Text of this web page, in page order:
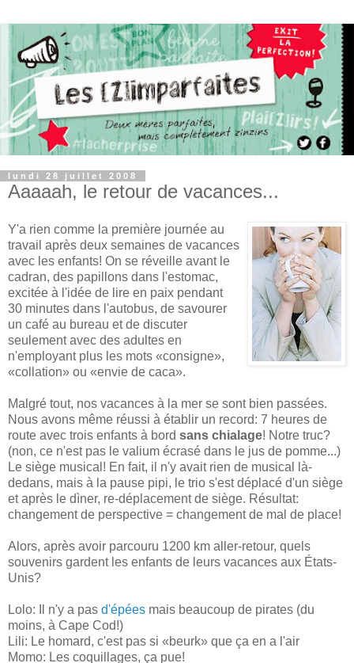
lundi 28 juillet 2008
Aaaaah, le retour de vacances...
Y'a rien comme la première journée au
travail après deux semaines de vacances
avec les enfants! On se réveille avant le
cadran, des papillons dans l'estomac,
excitée à l'idée de lire en paix pendant
30 minutes dans l'autobus, de savourer
un café au bureau et de discuter
seulement avec des adultes en
n'employant plus les mots «consigne»,
«collation» ou «envie de caca».
Malgré tout, nos vacances à la mer se sont bien passées.
Nous avons même réussi à établir un record: 7 heures de
route avec trois enfants à bord sans chialage! Notre truc?
(non, ce n'est pas le valium écrasé dans le jus de pomme...)
Le siège musical! En fait, il n'y avait rien de musical là-
dedans, mais à la pause pipi, le trio s'est déplacé d'un siège
et après le dìner, re-déplacement de siège. Résultat:
changement de perspective = changement de mal de place!
Alors, après avoir parcouru 1200 km aller-retour, quels
souvenirs gardent les enfants de leurs vacances aux États-
Unis?
Lolo: Il n'y a pas d'épées mais beaucoup de pirates (du
moins, à Cape Cod!)
Lili: Le homard, c'est pas si «beurk» que ça en a l'air
Momo: Les coquillages, ça pue!